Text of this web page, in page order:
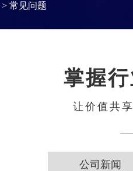
> 常见问题
掌握行
让价值共
公司新闻